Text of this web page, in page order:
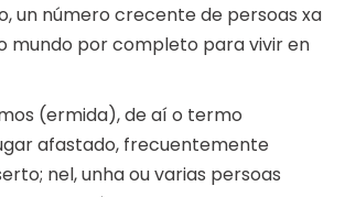
un número crecente de persoas xa
mundo por completo para vivir en
(ermida), de aí o termo
afastado, frecuentemente
nel, unha ou varias persoas